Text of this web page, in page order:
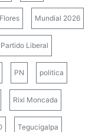
Mundial 2026
Partido Liberal
PN politica
Rixi Moncada
Tegucigalpa